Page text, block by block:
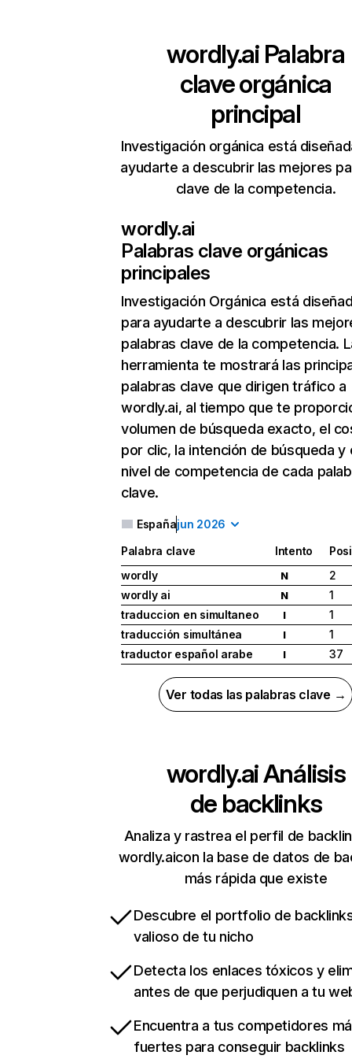
wordly.aiPalabra
clave orgánica
principal
Investigación orgánica está
ayudarte a descubrir las mejores
clave de la competencia.
wordly.ai
Palabras clave orgánicas
principales
Investigación Orgánica está
para ayudarte a descubrir las
palabras clave de la competencia.
herramienta te mostrará las
palabras clave que dirigen tráfico a
wordly.ai, al tiempo que te
volumen de búsqueda exacto, el
por clic, la intención de búsqueda y
nivel de competencia de cada
clave.
Españajun 2026
Palabra clave Intento
wordly
N
2
wordly ai
N
1
traduccion en simultaneo
I
1
traducción simultánea
I
1
traductor español arabe
I 37
Ver todas las palabras clave →
wordly.aiAnálisis
de backlinks
Analiza y rastrea el perfil de
wordly.aicon la base de datos de
más rápida que existe
Descubre el portfolio de
valioso de tu nicho
Detecta los enlaces tóxicos y
antes de que perjudiquen a tu
Encuentra a tus competidores
fuertes para conseguir backlinks